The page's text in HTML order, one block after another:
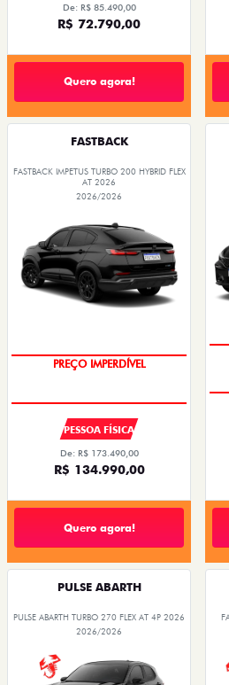
De: R$ 85.490,00
R$ 72.790,00
Quero agora!
FASTBACK
FASTBACK IMPETUS TURBO 200 HYBRID FLEX
AT 2026
2026/2026
PREÇO IMPERDÍVEL
PESSOA FÍSICA
De: R$ 173.490,00
R$ 134.990,00
Quero agora!
PULSE ABARTH
PULSE ABARTH TURBO 270 FLEX AT 4P 2026
2026/2026